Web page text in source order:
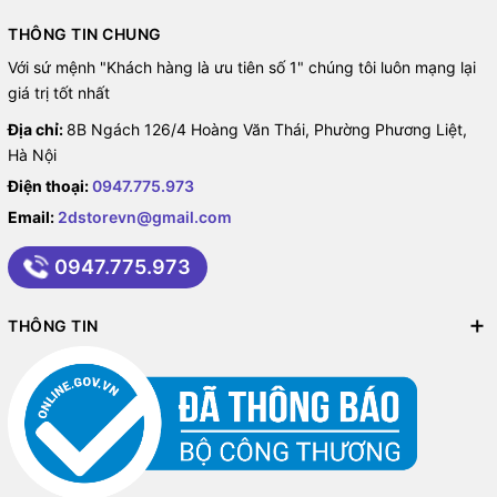
hoặc tắt đột ngột. Khả năng chịu nhiệt cao hơn cũng làm giảm
chú ý.
THÔNG TIN CHUNG
Với sứ mệnh "Khách hàng là ưu tiên số 1" chúng tôi luôn mạng lại
giá trị tốt nhất
Địa chỉ: 8B Ngách 126/4 Hoàng Văn Thái, Phường Phương Liệt,
Hà Nội
Điện thoại:0947.775.973
Email: 2dstorevn@gmail.com
0947.775.973
THÔNG TIN